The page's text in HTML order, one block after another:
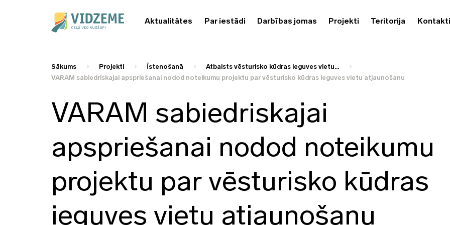
Aktualitātes Par iestādi Darbības jomas Projekti Teritorija Kontakti
Sākums Projekti Īstenošanā
Atbalsts vēsturisko kūdras ieguves vietu...
VARAM sabiedriskajai apspriešanai nodod noteikumu projektu par vēsturisko kūdras ieguves vietu atjaunošanu
VARAM sabiedriskajai
apspriešanai nodod noteikumu
projektu par vēsturisko kūdras
ieguves vietu atjaunošanu